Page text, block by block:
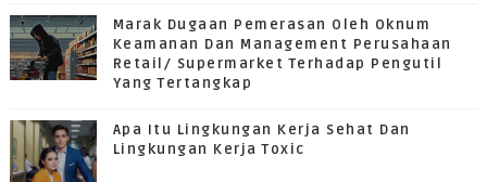
Marak Dugaan Pemerasan Oleh Oknum
Keamanan Dan Management Perusahaan
Retail/ Supermarket Terhadap Pengutil
Yang Tertangkap
Apa Itu Lingkungan Kerja Sehat Dan
Lingkungan Kerja Toxic